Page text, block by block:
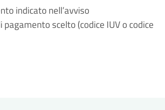
indicato nell’avviso
scelto (codice IUV o codice